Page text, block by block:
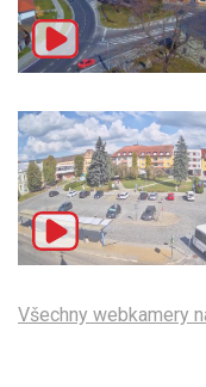
Všechny webkamery